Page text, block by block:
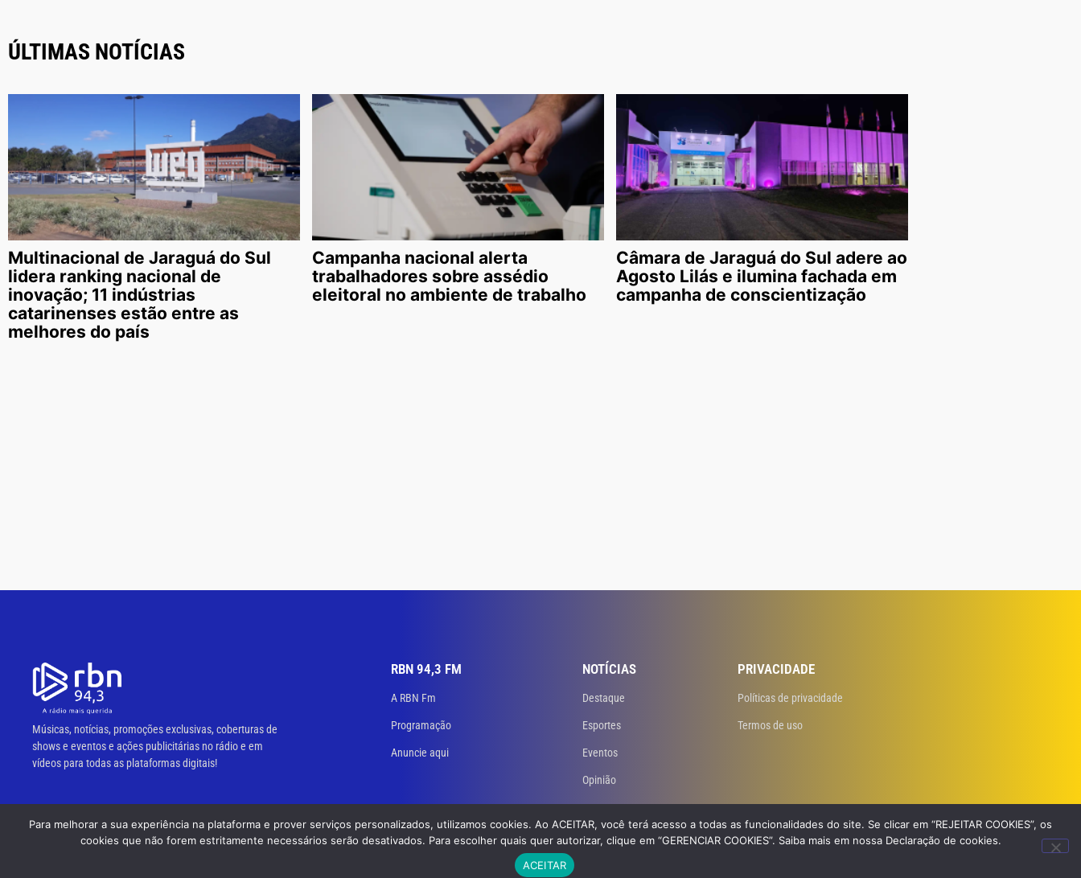
ÚLTIMAS NOTÍCIAS
Multinacional de Jaraguá do Sul
lidera ranking nacional de
inovação; 11 indústrias
catarinenses estão entre as
melhores do país
Campanha nacional alerta
trabalhadores sobre assédio
eleitoral no ambiente de trabalho
Câmara de Jaraguá do Sul adere ao
Agosto Lilás e ilumina fachada em
campanha de conscientização
Músicas, notícias, promoções exclusivas, coberturas de
shows e eventos e ações publicitárias no rádio e em
vídeos para todas as plataformas digitais!
RBN 94,3 FM
A RBN Fm
Programação
Anuncie aqui
NOTÍCIAS
Destaque
Esportes
Eventos
Opinião
PRIVACIDADE
Políticas de privacidade
Termos de uso
© 2023 RBN 94,3 FM. Todos os direitos reservados. Desenvolvido por GB Dev – Agência de Websites
Para melhorar a sua experiência na plataforma e prover serviços personalizados, utilizamos cookies. Ao ACEITAR, você terá acesso a todas as funcionalidades do site. Se clicar em “REJEITAR COOKIES”, os
cookies que não forem estritamente necessários serão desativados. Para escolher quais quer autorizar, clique em “GERENCIAR COOKIES”. Saiba mais em nossa Declaração de cookies.
ACEITAR